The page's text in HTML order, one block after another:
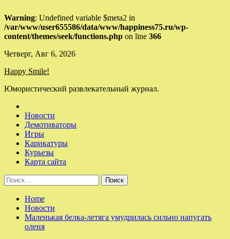
Warning: Undefined variable $meta2 in
/var/www/user655586/data/www/happiness75.ru/wp-
content/themes/seek/functions.php on line 366
Skip
content
Четверг, Авг 6, 2026
Happy Smile!
Юмористический развлекательный журнал.
Новости
Демотиваторы
Игры
Карикатуры
Курьезы
Карта сайта
Найти:
Home
Новости
Маленькая белка-летяга умудрилась сильно напугать
оленя